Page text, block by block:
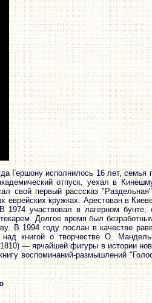
Гершону исполнилось 16 лет, семья
отпуск, уехал в
свой первый расссказ
кружках. Арестован в
1974 участвовал в лагерном
Долгое время был
В 1994 году послан в качестве
книгой о творчестве О.
― ярчайшей фигуры в истории
воспоминаний-размышлений